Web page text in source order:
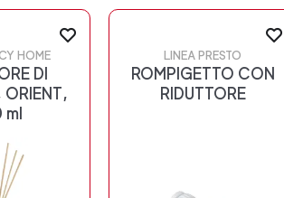
HOME
DI
ORIENT,
LINEA PRESTO
ROMPIGETTO CON
RIDUTTORE